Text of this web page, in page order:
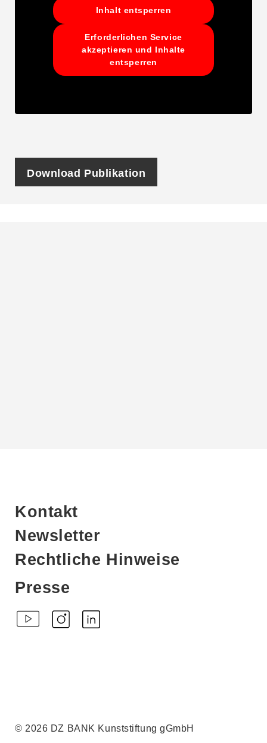
Inhalt entsperren
Erforderlichen Service
akzeptieren und Inhalte
entsperren
Download Publikation
Kontakt
Newsletter
Rechtliche Hinweise
Presse
© 2026 DZ BANK Kunststiftung gGmbH